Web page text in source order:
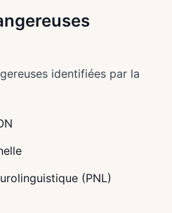
identifiées par la
(PNL)